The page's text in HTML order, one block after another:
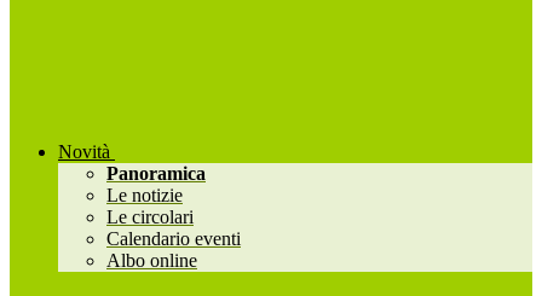
Novità
Panoramica
Le notizie
Le circolari
Calendario eventi
Albo online